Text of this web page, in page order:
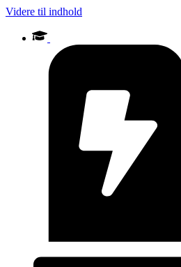
Videre til indhold